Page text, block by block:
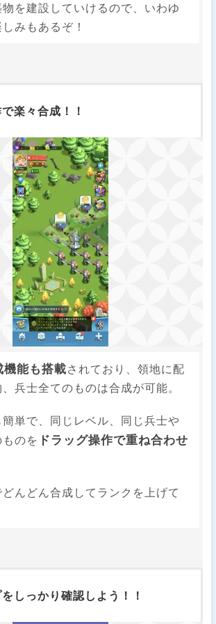
を建設していけるので、いわゆ
みもあるぞ！
楽々合成！！
機能も搭載されており、領地に配
兵士全てのものは合成が可能。
単で、同じレベル、同じ兵士や
のを ドラッグ操作で重ね合わせ
んどん合成してランクを上げて
しっかり確認しよう！！